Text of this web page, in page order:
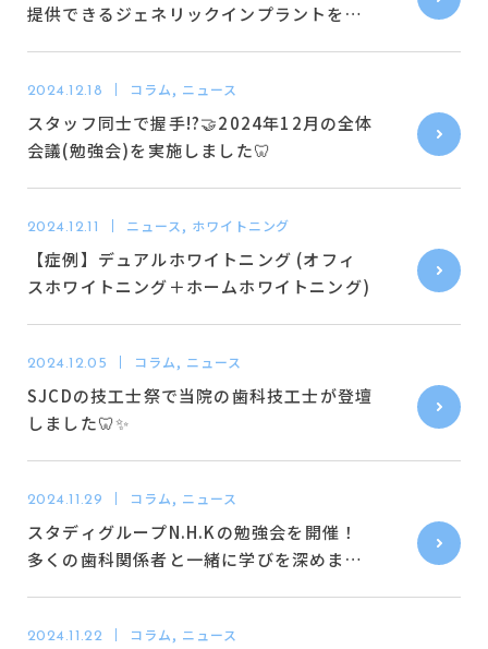
提供できるジェネリックインプラントを導
2024.12.18 コラム, ニュース
スタッフ同士で握手!?🤝2024年12月の全体
会議(勉強会)を実施しました🦷
2024.12.11 ニュース, ホワイトニング
【症例】デュアルホワイトニング (オフィ
スホワイトニング＋ホームホワイトニング)
2024.12.05 コラム, ニュース
SJCDの技工士祭で当院の歯科技工士が登壇
しました🦷✨
2024.11.29 コラム, ニュース
スタディグループN.H.Kの勉強会を開催！
多くの歯科関係者と一緒に学びを深めまし
2024.11.22 コラム, ニュース